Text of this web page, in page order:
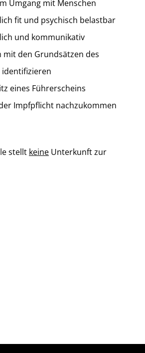
Umgang mit Menschen
fit und psychisch belastbar
und kommunikativ
mit den Grundsätzen des
identifizieren
eines Führerscheins
Impfpflicht nachzukommen
stellt keine Unterkunft zur